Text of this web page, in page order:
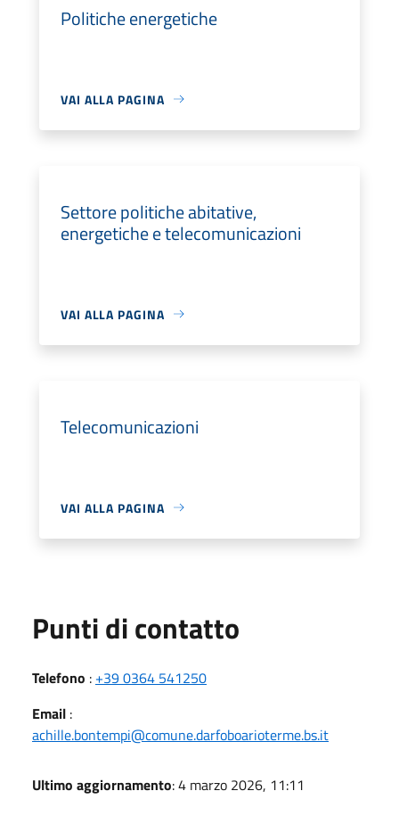
Politiche energetiche
VAI ALLA PAGINA
Settore politiche abitative,
energetiche e telecomunicazioni
VAI ALLA PAGINA
Telecomunicazioni
VAI ALLA PAGINA
Punti di contatto
Telefono : +39 0364 541250
Email :
achille.bontempi@comune.darfoboarioterme.bs.it
Ultimo aggiornamento: 4 marzo 2026, 11:11